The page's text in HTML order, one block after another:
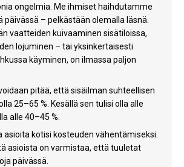
ongelmia. Me ihmiset haihdutamme
päivässä – pelkästään olemalla läsnä.
vaatteiden kuivaaminen sisätiloissa,
lojuminen – tai yksinkertaisesti
käyminen, on ilmassa paljon
pitää, että sisäilman suhteellisen
25–65 %. Kesällä sen tulisi olla alle
alle 40–45 %.
asioita kotisi kosteuden vähentämiseksi.
asioista on varmistaa, että tuuletat
päivässä.